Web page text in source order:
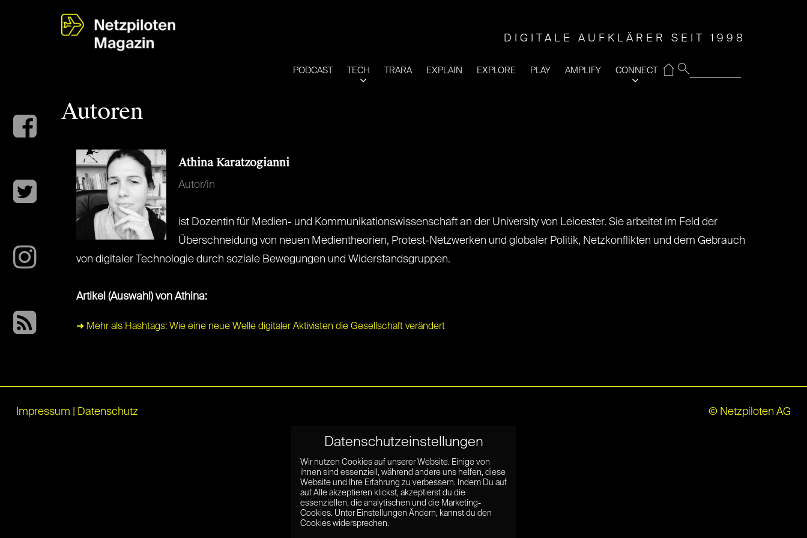
DIGITALE AUFKLÄRER SEIT 1998
PODCAST TECH TRARA EXPLAIN EXPLORE PLAY AMPLIFY CONNECT
⌂
Autoren
Athina Karatzogianni
Autor/in
ist Dozentin für Medien- und Kommunikationswissenschaft an der University von Leicester. Sie arbeitet im Feld der
Überschneidung von neuen Medientheorien, Protest-Netzwerken und globaler Politik, Netzkonflikten und dem Gebrauch
von digitaler Technologie durch soziale Bewegungen und Widerstandsgruppen.
Artikel (Auswahl) von Athina:
➜ Mehr als Hashtags: Wie eine neue Welle digitaler Aktivisten die Gesellschaft verändert
Impressum Datenschutz © Netzpiloten AG
Datenschutzeinstellungen
Wir nutzen Cookies auf unserer Website. Einige von
ihnen sind essenziell, während andere uns helfen, diese
Website und Ihre Erfahrung zu verbessern. Indem Du auf
auf Alle akzeptieren klickst, akzeptierst du die
essenziellen, die analytischen und die Marketing-
Cookies. Unter Einstellungen Ändern, kannst du den
Cookies widersprechen.